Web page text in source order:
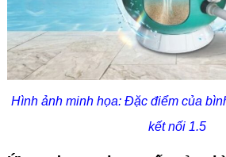
Hình ảnh minh họa: Đặc điểm của
kết nối 1.5